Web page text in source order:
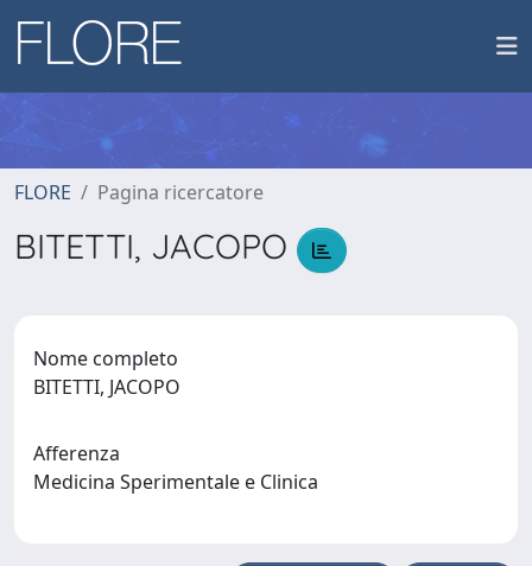
FLORE Pagina ricercatore
BITETTI, JACOPO
Nome completo
BITETTI, JACOPO
Afferenza
Medicina Sperimentale e Clinica